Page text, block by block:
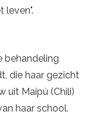
leven".
behandeling
die haar gezicht
uit Maipú (Chili)
haar school.